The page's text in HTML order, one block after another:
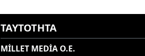
ΤΑΥΤΟΤΗΤΑ
MİLLET MEDİA O.E.